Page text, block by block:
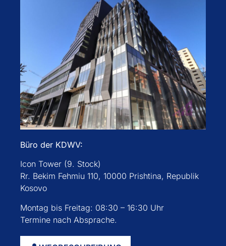
Büro der KDWV:
Icon Tower (9. Stock)
Rr. Bekim Fehmiu 110, 10000 Prishtina, Republik
Kosovo
Montag bis Freitag: 08:30 – 16:30 Uhr
Termine nach Absprache.